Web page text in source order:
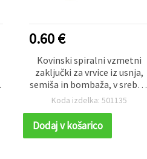
0.60 €
Kovinski spiralni vzmetni
zaključki za vrvice iz usnja,
semiša in bombaža, v srebrni
barvi, 6 x 7 x 4,5 mm - 50 kos
Koda izdelka: 501135
Dodaj v košarico